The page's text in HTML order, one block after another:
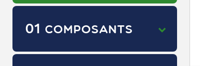
01 COMPOSANTS